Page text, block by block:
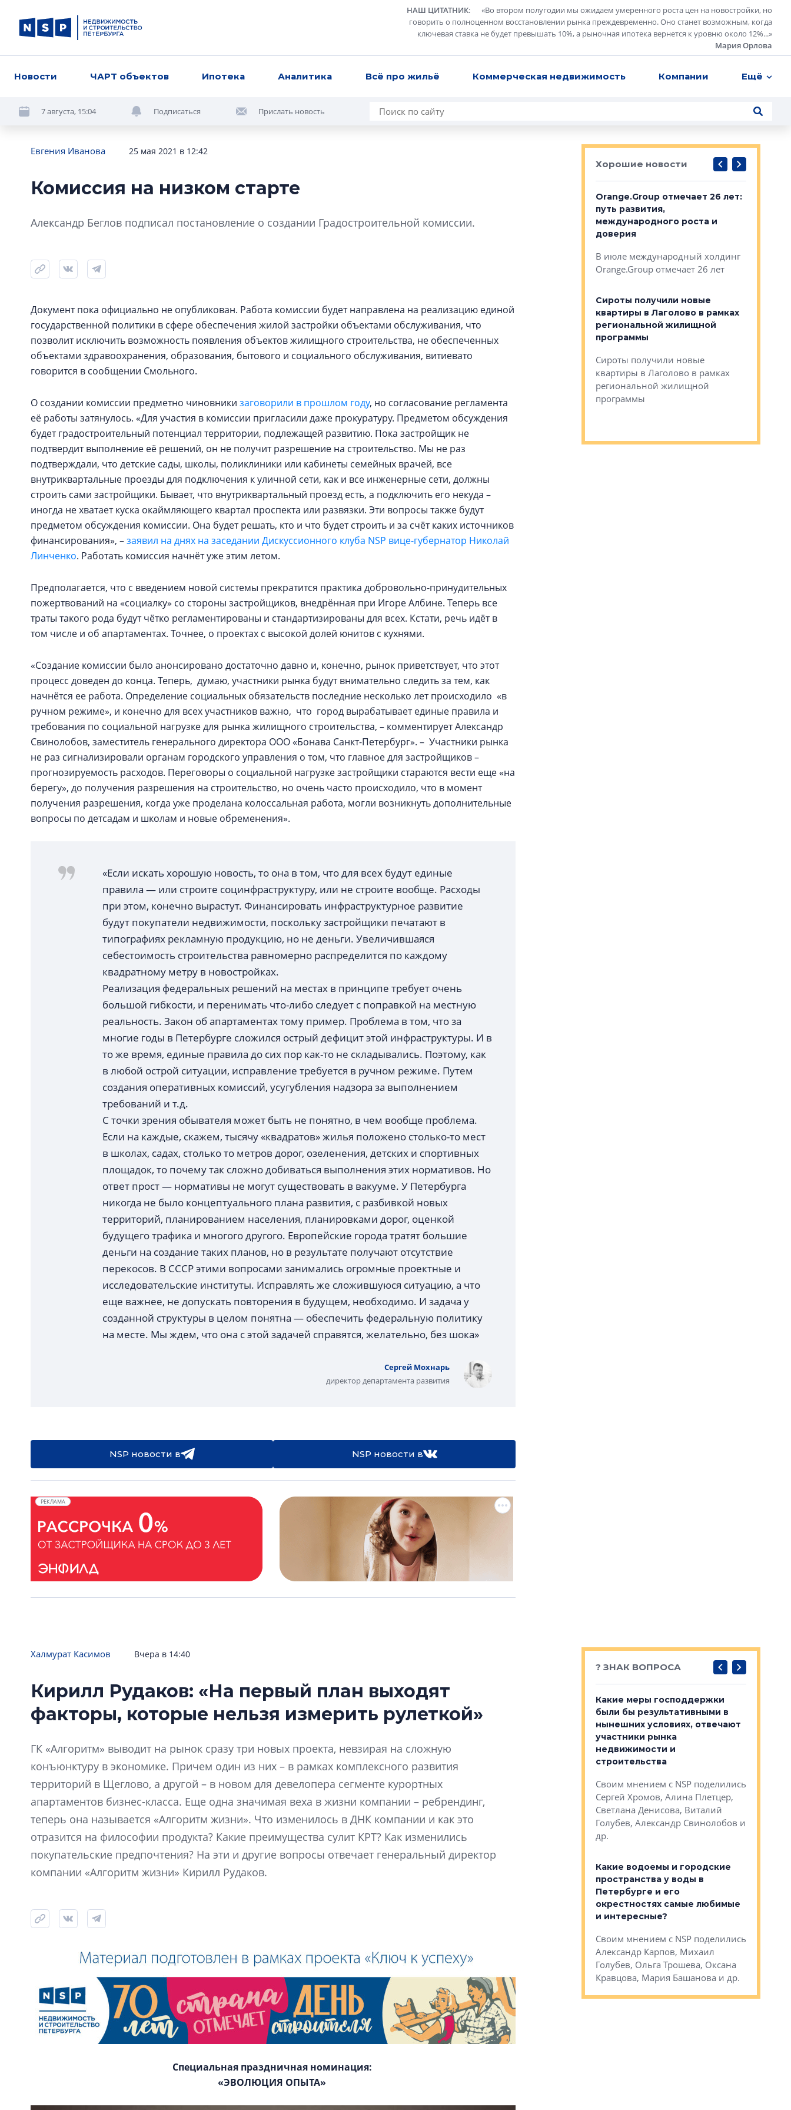
НАШ ЦИТАТНИК: «Во втором полугодии мы ожидаем умеренного роста цен на новостройки, но
говорить о полноценном восстановлении рынка преждевременно. Оно станет возможным, когда
ключевая ставка не будет превышать 10%, а рыночная ипотека вернется к уровню около 12%...»
Мария Орлова
Новости ЧАРТ объектов Ипотека Аналитика Всё про жильё Коммерческая недвижимость Компании Ещё
7 августа, 15:04 Подписаться Прислать новость
Евгения Иванова 25 мая 2021 в 12:42
Комиссия на низком старте
Александр Беглов подписал постановление о создании Градостроительной комиссии.
Документ пока официально не опубликован. Работа комиссии будет направлена на реализацию единой
государственной политики в сфере обеспечения жилой застройки объектами обслуживания, что
позволит исключить возможность появления объектов жилищного строительства, не обеспеченных
объектами здравоохранения, образования, бытового и социального обслуживания, витиевато
говорится в сообщении Смольного.
О создании комиссии предметно чиновники заговорили в прошлом году, но согласование регламента
её работы затянулось. «Для участия в комиссии пригласили даже прокуратуру. Предметом обсуждения
будет градостроительный потенциал территории, подлежащей развитию. Пока застройщик не
подтвердит выполнение её решений, он не получит разрешение на строительство. Мы не раз
подтверждали, что детские сады, школы, поликлиники или кабинеты семейных врачей, все
внутриквартальные проезды для подключения к уличной сети, как и все инженерные сети, должны
строить сами застройщики. Бывает, что внутриквартальный проезд есть, а подключить его некуда –
иногда не хватает куска окаймляющего квартал проспекта или развязки. Эти вопросы также будут
предметом обсуждения комиссии. Она будет решать, кто и что будет строить и за счёт каких источников
финансирования», –заявил на днях на заседании Дискуссионного клуба NSP вице-губернатор Николай
Линченко. Работать комиссия начнёт уже этим летом.
Предполагается, что с введением новой системы прекратится практика добровольно-принудительных
пожертвований на «социалку» со стороны застройщиков, внедрённая при Игоре Албине. Теперь все
траты такого рода будут чётко регламентированы и стандартизированы для всех. Кстати, речь идёт в
том числе и об апартаментах. Точнее, о проектах с высокой долей юнитов с кухнями.
«Создание комиссии было анонсировано достаточно давно и, конечно, рынок приветствует, что этот
процесс доведен до конца. Теперь, думаю, участники рынка будут внимательно следить за тем, как
начнётся ее работа. Определение социальных обязательств последние несколько лет происходило «в
ручном режиме», и конечно для всех участников важно, что город вырабатывает единые правила и
требования по социальной нагрузке для рынка жилищного строительства, – комментирует Александр
Свинолобов, заместитель генерального директора ООО «Бонава Санкт-Петербург». – Участники рынка
не раз сигнализировали органам городского управления о том, что главное для застройщиков –
прогнозируемость расходов. Переговоры о социальной нагрузке застройщики стараются вести еще «на
берегу», до получения разрешения на строительство, но очень часто происходило, что в момент
получения разрешения, когда уже проделана колоссальная работа, могли возникнуть дополнительные ​
вопросы по детсадам и школам и новые обременения».
«Если искать хорошую новость, то она в том, что для всех будут единые
правила — или строите социнфраструктуру, или не строите вообще. Расходы
при этом, конечно вырастут. Финансировать инфраструктурное развитие
будут покупатели недвижимости, поскольку застройщики печатают в
типографиях рекламную продукцию, но не деньги. Увеличившаяся
себестоимость строительства равномерно распределится по каждому
квадратному метру в новостройках.
Реализация федеральных решений на местах в принципе требует очень
большой гибкости, и перенимать что-либо следует с поправкой на местную
реальность. Закон об апартаментах тому пример. Проблема в том, что за
многие годы в Петербурге сложился острый дефицит этой инфраструктуры. И в
то же время, единые правила до сих пор как-то не складывались. Поэтому, как
в любой острой ситуации, исправление требуется в ручном режиме. Путем
создания оперативных комиссий, усугубления надзора за выполнением
требований и т.д.
С точки зрения обывателя может быть не понятно, в чем вообще проблема.
Если на каждые, скажем, тысячу «квадратов» жилья положено столько-то мест
в школах, садах, столько то метров дорог, озеленения, детских и спортивных
площадок, то почему так сложно добиваться выполнения этих нормативов. Но
ответ прост — нормативы не могут существовать в вакууме. У Петербурга
никогда не было концептуального плана развития, с разбивкой новых
территорий, планированием населения, планировками дорог, оценкой
будущего трафика и многого другого. Европейские города тратят большие
деньги на создание таких планов, но в результате получают отсутствие
перекосов. В СССР этими вопросами занимались огромные проектные и
исследовательские институты. Исправлять же сложившуюся ситуацию, а что
еще важнее, не допускать повторения в будущем, необходимо. И задача у
созданной структуры в целом понятна — обеспечить федеральную политику
на месте. Мы ждем, что она с этой задачей справятся, желательно, без шока»
Сергей Мохнарь
директор департамента развития
NSP новости в NSP новости в
РЕКЛАМА
Хорошие новости
Петербурга появился еще
один центр совмещенного
образования
В Красногвардейском районе
Orange.Group отмечает 26 лет:
путь развития,
международного роста и
доверия
В июле международный холдинг
Orange.Group отмечает 26 лет
Сироты получили новые
квартиры в Лаголово в рамках
региональной жилищной
программы
Сироты получили новые
квартиры в Лаголово в рамках
региональной жилищной
программы
Халмурат Касимов Вчера в 14:40
Кирилл Рудаков: «На первый план выходят
факторы, которые нельзя измерить рулеткой»
ГК «Алгоритм» выводит на рынок сразу три новых проекта, невзирая на сложную
конъюнктуру в экономике. Причем один из них – в рамках комплексного развития
территорий в Щеглово, а другой – в новом для девелопера сегменте курортных
апартаментов бизнес-класса. Еще одна значимая веха в жизни компании – ребрендинг,
теперь она называется «Алгоритм жизни». Что изменилось в ДНК компании и как это
отразится на философии продукта? Какие преимущества сулит КРТ? Как изменились
покупательские предпочтения? На эти и другие вопросы отвечает генеральный директор
компании «Алгоритм жизни» Кирилл Рудаков.
Специальная праздничная номинация:
«ЭВОЛЮЦИЯ ОПЫТА»
? ЗНАК ВОПРОСА
Разрыв цен между первичкой и
вторичкой: что это значит для
Разрыв цен между первичкой и
рынка? Своим мнением об этом
Екатерина Немченко, Максим
Константин Сторожев и другие
Какие наиболее востребованы
Свинолобов, Александр Кравцов,
Кирилл Кудинов и др.
Какие меры господдержки
были бы результативными в
нынешних условиях, отвечают
участники рынка
недвижимости и
строительства
Своим мнением с NSP поделились
Сергей Хромов, Алина Плетцер,
Светлана Денисова, Виталий
Голубев, Александр Свинолобов и
др.
Какие водоемы и городские
пространства у воды в
Петербурге и его
окрестностях самые любимые
и интересные?
Своим мнением с NSP поделились
Александр Карпов, Михаил
Голубев, Ольга Трошева, Оксана
Кравцова, Мария Башанова и др.